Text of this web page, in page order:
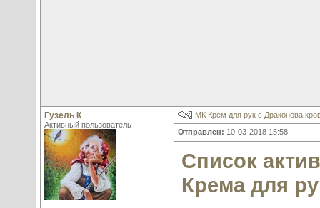
Гузель К
Активный пользователь
МК Крем для рук с Драконова
Отправлен: 10-03-2018 15:58
Список
Крема для